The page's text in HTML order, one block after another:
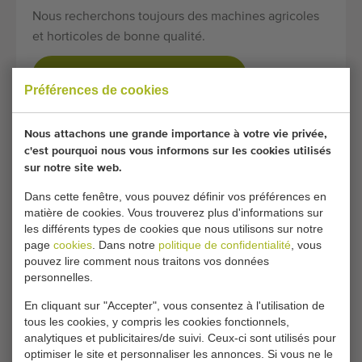
Préférences de cookies
Nous attachons une grande importance à votre vie privée,
c'est pourquoi nous vous informons sur les cookies utilisés
sur notre site web.
Dans cette fenêtre, vous pouvez définir vos préférences en
matière de cookies. Vous trouverez plus d'informations sur
les différents types de cookies que nous utilisons sur notre
page cookies . Dans notre politique de confidentialité , vous
pouvez lire comment nous traitons vos données
personnelles.
En cliquant sur "Accepter", vous consentez à l'utilisation de
tous les cookies, y compris les cookies fonctionnels,
analytiques et publicitaires/de suivi. Ceux-ci sont utilisés pour
optimiser le site et personnaliser les annonces. Si vous ne le
Nous recherchons toujours des machines agricoles
et horticoles de bonne qualité.
PAGES CONNEXES
Trieuses de pommes
et de fruits
Laveuses et
coupeuses d'asperges
Trieuses pour
Calibreuses de
tomates
Trieuses pour
Bruxelles
Calibreuses à
rouleaux
Machines de
et la longueur
Précalibreuses
vibrantes